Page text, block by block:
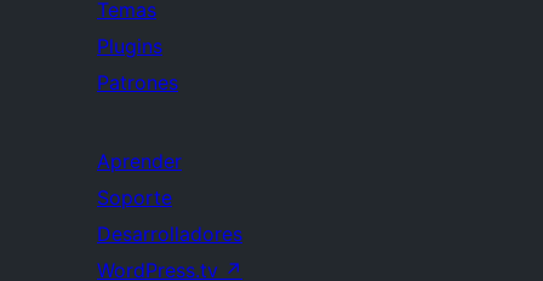
Temas
Plugins
Patrones
Aprender
Soporte
Desarrolladores
WordPress.tv ↗